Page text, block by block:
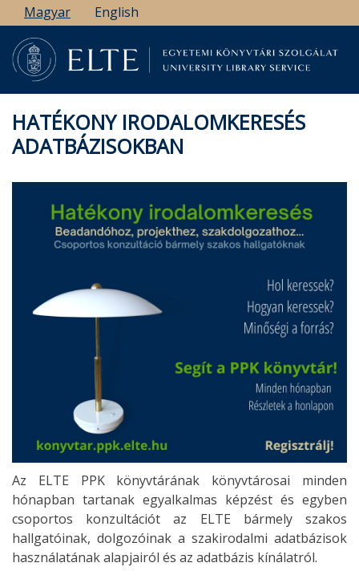
Ugrás
a
tartalomra
Magyar English
HATÉKONY IRODALOMKERESÉS
ADATBÁZISOKBAN
Az ELTE PPK könyvtárának könyvtárosai minden
hónapban tartanak egyalkalmas képzést és egyben
csoportos konzultációt az ELTE bármely szakos
hallgatóinak, dolgozóinak a szakirodalmi adatbázisok
használatának alapjairól és az adatbázis kínálatról.